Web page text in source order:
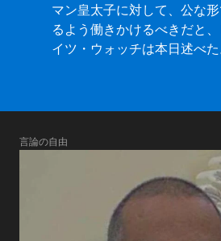
マン皇太子に対して、公な
るよう働きかけるべきだと
イツ・ウォッチは本日述べた
言論の自由